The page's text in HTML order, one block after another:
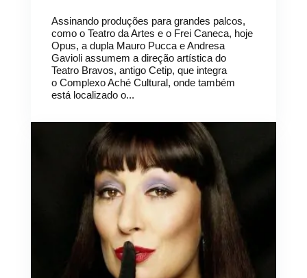
Assinando produções para grandes palcos,
como o Teatro da Artes e o Frei Caneca, hoje
Opus, a dupla Mauro Pucca e Andresa
Gavioli assumem a direção artística do
Teatro Bravos, antigo Cetip, que integra
o Complexo Aché Cultural, onde também
está localizado o...